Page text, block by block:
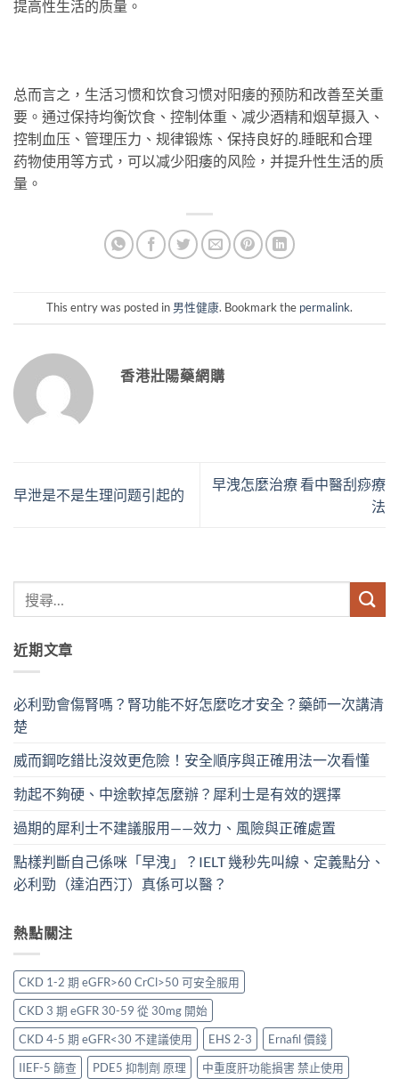
提高性生活的质量。
总而言之，生活习惯和饮食习惯对阳痿的预防和改善至关重
要。通过保持均衡饮食、控制体重、减少酒精和烟草摄入、
控制血压、管理压力、规律锻炼、保持良好的 睡眠和合理
药物使用等方式，可以减少阳痿的风险，并提升性生活的质
量。
This entry was posted in 男性健康. Bookmark the permalink.
香港壯陽藥網購
早泄是不是生理问题引起的
早洩怎麼治療 看中醫刮痧療
法
近期文章
必利勁會傷腎嗎？腎功能不好怎麼吃才安全？藥師一次講清
楚
威而鋼吃錯比沒效更危險！安全順序與正確用法一次看懂
勃起不夠硬、中途軟掉怎麼辦？犀利士是有效的選擇
過期的犀利士不建議服用——效力、風險與正確處置
點樣判斷自己係咪「早洩」？IELT 幾秒先叫線、定義點分、
必利勁（達泊西汀）真係可以醫？
熱點關注
CKD 1-2 期 eGFR>60 CrCl>50 可安全服用
CKD 3 期 eGFR 30-59 從 30mg 開始
CKD 4-5 期 eGFR<30 不建議使用
EHS 2-3
Ernafil 價錢
IIEF-5 篩查
PDE5 抑制劑 原理
中重度肝功能損害 禁止使用